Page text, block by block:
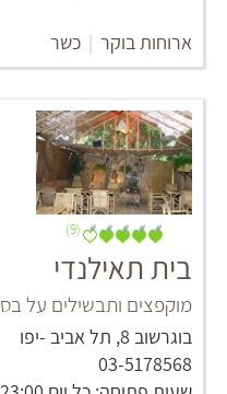
ארוחות בוקר | כשר
(9)
בית תאילנדי
מוקפצים ותבשילים על
בוגרשוב 8, תל אביב -יפו
03-5178568